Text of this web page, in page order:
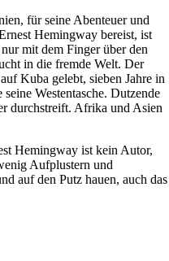
für seine Abenteuer und
Hemingway bereist, ist
mit dem Finger über den
in die fremde Welt. Der
Kuba gelebt, sieben Jahre in
Westentasche. Dutzende
durchstreift. Afrika und Asien
Hemingway ist kein Autor,
Aufplustern und
auf den Putz hauen, auch das